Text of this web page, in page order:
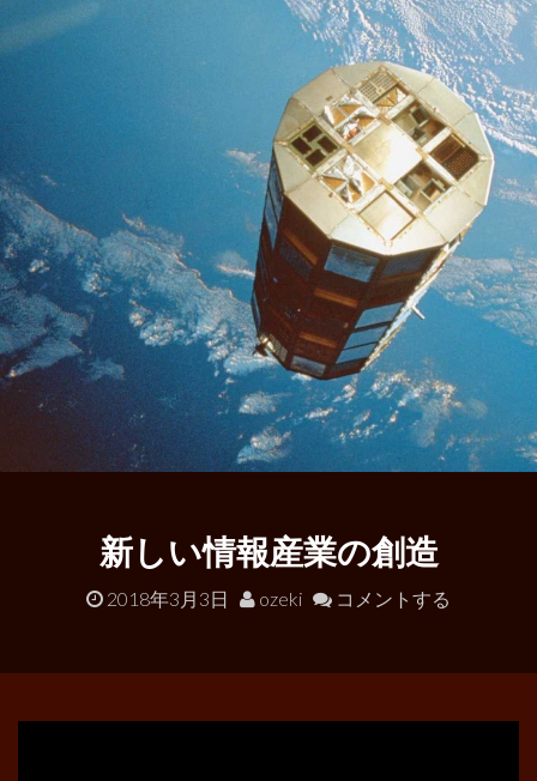
新しい情報産業の創造
2018年3月3日 ozeki コメントする